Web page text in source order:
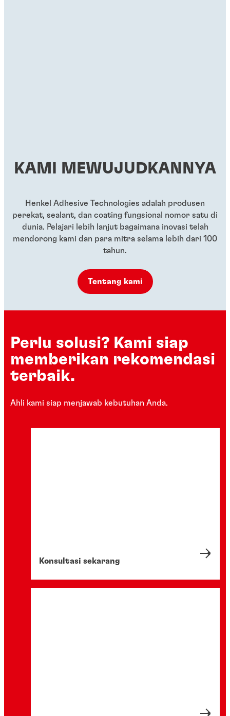
...
KAMI MEWUJUDKANNYA
Henkel Adhesive Technologies adalah produsen
perekat, sealant, dan coating fungsional nomor satu di
dunia. Pelajari lebih lanjut bagaimana inovasi telah
mendorong kami dan para mitra selama lebih dari 100
tahun.
Tentang kami
Perlu solusi? Kami siap
memberikan rekomendasi
terbaik.
Ahli kami siap menjawab kebutuhan Anda.
Konsultasi sekarang